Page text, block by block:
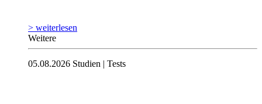
> weiterlesen
Weitere
05.08.2026 Studien | Tests